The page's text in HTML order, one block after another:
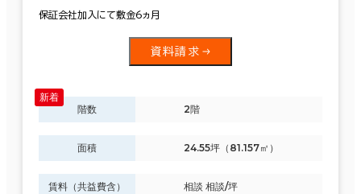
保証会社加入にて敷金6ヵ月
資料請求
階数 2階
面積 24.55坪（81.157㎡）
賃料（共益費含） 相談 相談/坪